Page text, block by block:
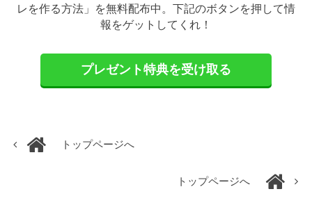
レを作る方法」を無料配布中。下記のボタンを押して情
報をゲットしてくれ！
プレゼント特典を受け取る
トップページへ
トップページへ